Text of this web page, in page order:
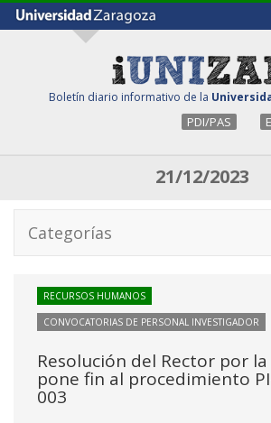
Boletín diario informativo de la
PDI/PAS
21/12/2023
Categorías
RECURSOS HUMANOS
CONVOCATORIAS DE PERSONAL INVESTIGADOR
Resolución del Rector por
pone fin al procedimiento
003